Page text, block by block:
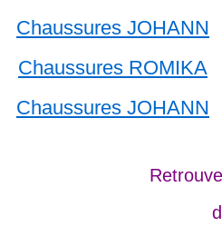
Chaussures JOHANN
Chaussures ROMIKA
Chaussures JOHANN